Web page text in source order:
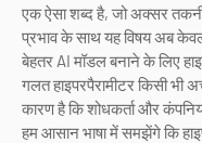
एक ऐसा शब्द है, जो अक्सर
प्रभाव के साथ यह विषय अब
बेहतर AI मॉडल बनाने के लिए
गलत हाइपरपैरामीटर किसी भी
कारण है कि शोधकर्ता और
हम आसान भाषा में समझेंगे कि